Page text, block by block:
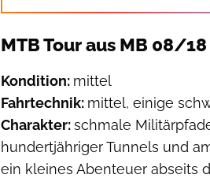
MTB Tour aus MB 08/
Kondition: mittel
Fahrtechnik: mittel, einige
Charakter:schmale
hundertjähriger Tunnels und
ein kleines Abenteuer abseits